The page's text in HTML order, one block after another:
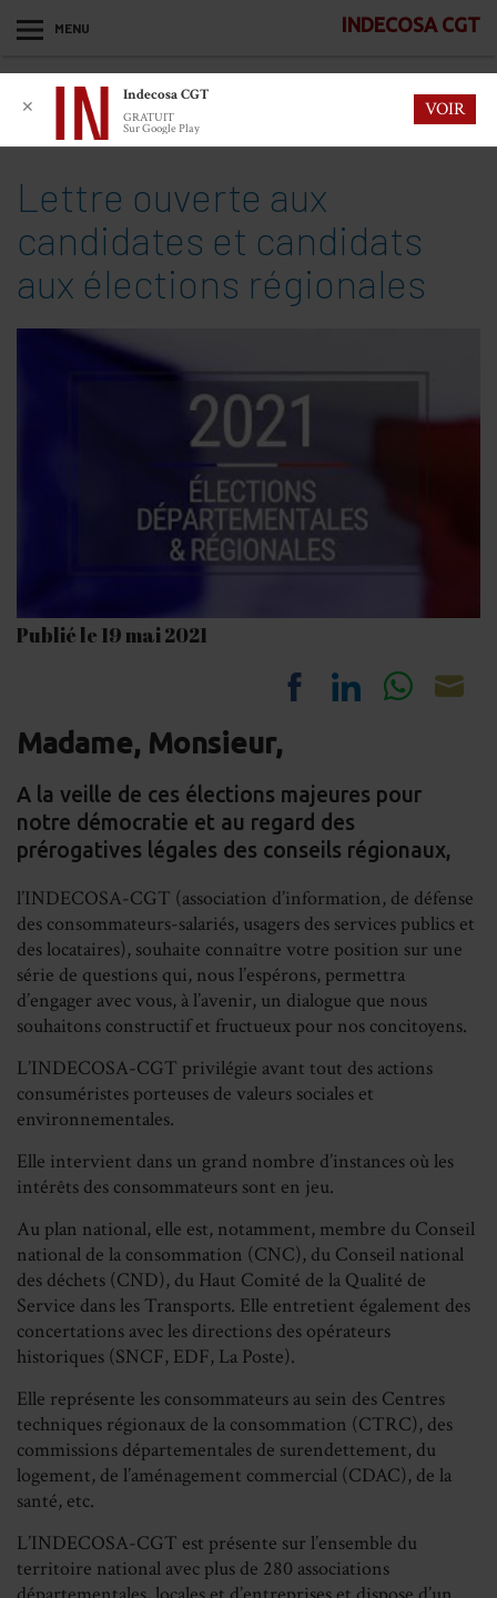
MENU INDECOSA CGT
Lettre ouverte aux
candidates et candidats
aux élections régionales
Publié le 19 mai 2021
Facebook
LinkedIn
Madame, Monsieur,
A la veille de ces élections majeures pour
notre démocratie et au regard des
prérogatives légales des conseils régionaux,
l’INDECOSA-CGT (association d’information, de défense
des consommateurs-salariés, usagers des services publics et
des locataires), souhaite connaître votre position sur une
série de questions qui, nous l’espérons, permettra
d’engager avec vous, à l’avenir, un dialogue que nous
souhaitons constructif et fructueux pour nos concitoyens.
L’INDECOSA-CGT privilégie avant tout des actions
consuméristes porteuses de valeurs sociales et
environnementales.
Elle intervient dans un grand nombre d’instances où les
intérêts des consommateurs sont en jeu.
Au plan national, elle est, notamment, membre du Conseil
national de la consommation (CNC), du Conseil national
des déchets (CND), du Haut Comité de la Qualité de
Service dans les Transports. Elle entretient également des
concertations avec les directions des opérateurs
historiques (SNCF, EDF, La Poste).
Elle représente les consommateurs au sein des Centres
techniques régionaux de la consommation (CTRC), des
commissions départementales de surendettement, du
logement, de l’aménagement commercial (CDAC), de la
santé, etc.
L’INDECOSA-CGT est présente sur l’ensemble du
territoire national avec plus de 280 associations
✕
Indecosa CGT
GRATUIT
Sur Google Play
VOIR